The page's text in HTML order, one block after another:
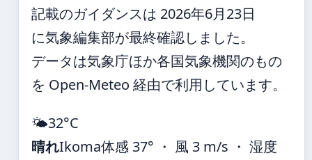
記載のガイダンスは 2026年6月23日
に気象編集部が最終確認しました。
データは気象庁ほか各国気象機関のもの
を Open-Meteo 経由で利用しています。
🌤️32°C
晴れIkoma体感 37° ・ 風 3 m/s ・ 湿度